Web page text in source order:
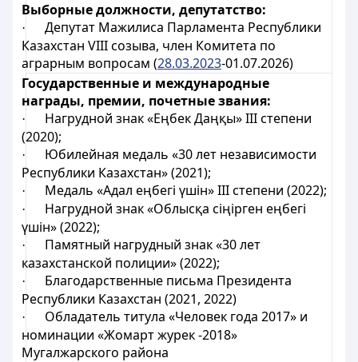
Выборные должности, депутатство:
·
Депутат Мажилиса Парламента Республики
Казахстан VIII созыва, член Комитета по
аграрным вопросам (28.03.2023-01.07.2026)
Государственные и международные
награды, премии, почетные звания:
·
Нагрудной знак «Еңбек Даңқы» III степени
(2020);
·
Юбилейная медаль «30 лет независимости
Республики Казахстан» (2021);
· Медаль «Адал еңбегі үшін» III степени (2022);
·
Нагрудной знак «Облысқа сіңірген еңбегі
үшін» (2022);
·
Памятный нагрудный знак «30 лет
казахстанской полиции» (2022);
·
Благодарственные письма Президента
Республики Казахстан (2021, 2022)
·
Обладатель титула «Человек года 2017» и
номинации «Жомарт журек -2018»
Мугалжарского района